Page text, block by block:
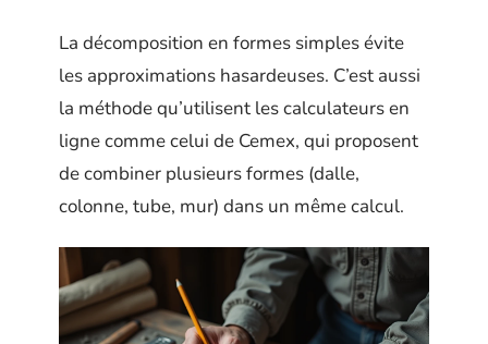
La décomposition en formes simples évite
les approximations hasardeuses. C’est aussi
la méthode qu’utilisent les calculateurs en
ligne comme celui de Cemex, qui proposent
de combiner plusieurs formes (dalle,
colonne, tube, mur) dans un même calcul.